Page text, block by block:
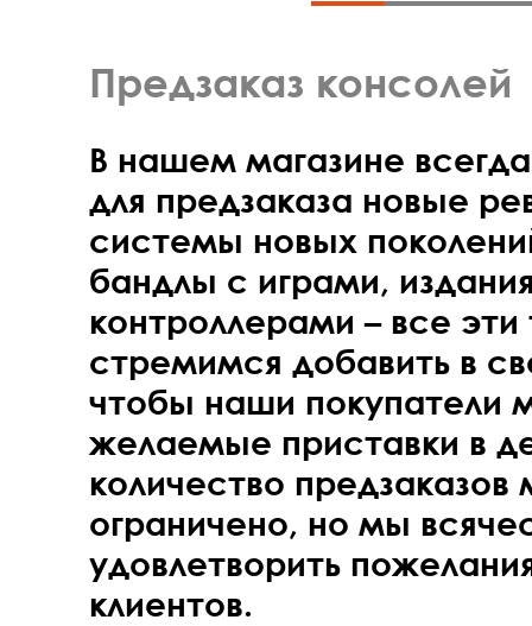
Предзаказ консолей
В нашем магазине
для предзаказа новые
системы новых
бандлы с играми,
контроллерами – все
стремимся добавить в
чтобы наши покупатели
желаемые приставки в
количество
ограничено, но мы
удовлетворить
клиентов.